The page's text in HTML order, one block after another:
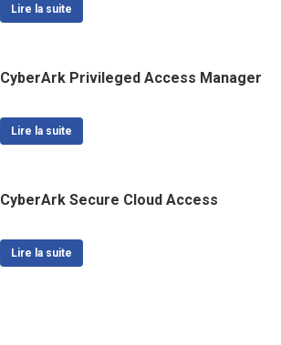
Lire la suite
CyberArk Privileged Access Manager
Lire la suite
CyberArk Secure Cloud Access
Lire la suite